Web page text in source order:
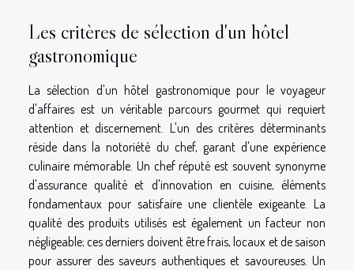
Les critères de sélection d'un hôtel
gastronomique
La sélection d'un hôtel gastronomique pour le voyageur
d'affaires est un véritable parcours gourmet qui requiert
attention et discernement. L'un des critères déterminants
réside dans la notoriété du chef, garant d'une expérience
culinaire mémorable. Un chef réputé est souvent synonyme
d'assurance qualité et d'innovation en cuisine, éléments
fondamentaux pour satisfaire une clientèle exigeante. La
qualité des produits utilisés est également un facteur non
négligeable; ces derniers doivent être frais, locaux et de saison
pour assurer des saveurs authentiques et savoureuses. Un